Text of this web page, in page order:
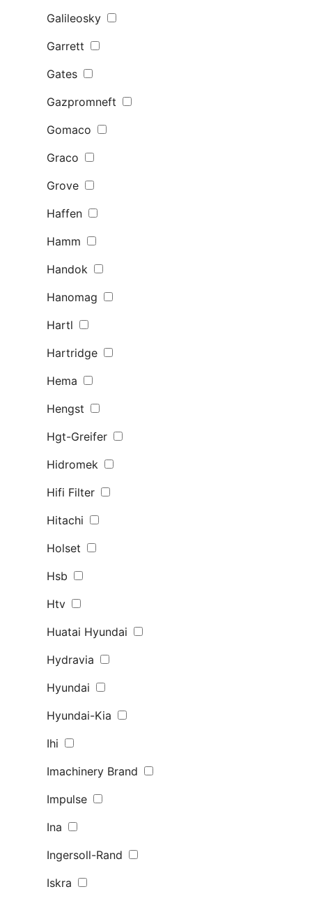
Galileosky
Garrett
Gates
Gazpromneft
Gomaco
Graco
Grove
Haffen
Hamm
Handok
Hanomag
Hartl
Hartridge
Hema
Hengst
Hgt-Greifer
Hidromek
Hifi Filter
Hitachi
Holset
Hsb
Htv
Huatai Hyundai
Hydravia
Hyundai
Hyundai-Kia
Ihi
Imachinery Brand
Impulse
Ina
Ingersoll-Rand
Iskra